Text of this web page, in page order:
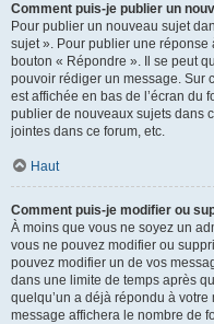
Comment puis-je publier un
Pour publier un nouveau sujet
sujet ». Pour publier une
bouton « Répondre ». Il se peut
pouvoir rédiger un message. Sur
est affichée en bas de l’écran du
publier de nouveaux sujets dans
jointes dans ce forum, etc.
Haut
Comment puis-je modifier ou
À moins que vous ne soyez un
vous ne pouvez modifier ou
pouvez modifier un de vos
dans une limite de temps après
quelqu’un a déjà répondu à
message affichera le nombre de